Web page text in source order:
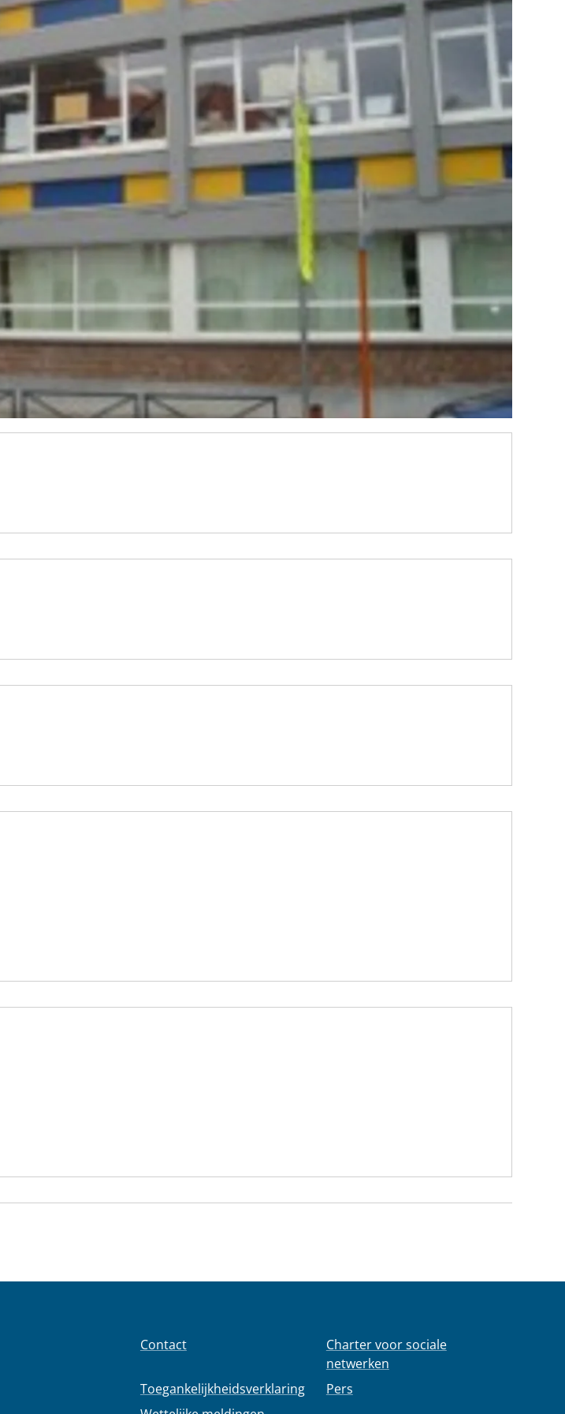
Contact
Toegankelijkheidsverklaring
Charter voor sociale
netwerken
Pers